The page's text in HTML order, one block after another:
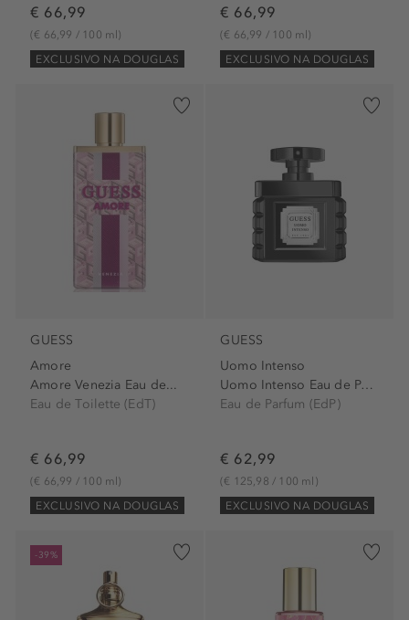
€ 66,99
(€ 66,99 / 100 ml)
EXCLUSIVO NA DOUGLAS
€ 66,99
(€ 66,99 / 100 ml)
EXCLUSIVO NA DOUGLAS
GUESS
Amore
Amore Venezia Eau de...
Eau de Toilette (EdT)
€ 66,99
(€ 66,99 / 100 ml)
EXCLUSIVO NA DOUGLAS
GUESS
Uomo Intenso
Uomo Intenso Eau de Parfum...
Eau de Parfum (EdP)
€ 62,99
(€ 125,98 / 100 ml)
EXCLUSIVO NA DOUGLAS
-39%